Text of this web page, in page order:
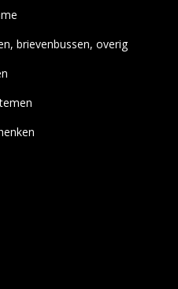
brievenbussen, overig